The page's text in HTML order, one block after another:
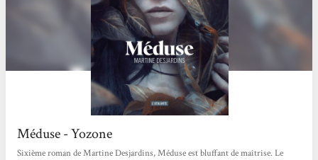
Méduse - Yozone
Sixième roman de Martine Desjardins, Méduse est bluffant de maîtrise. Le